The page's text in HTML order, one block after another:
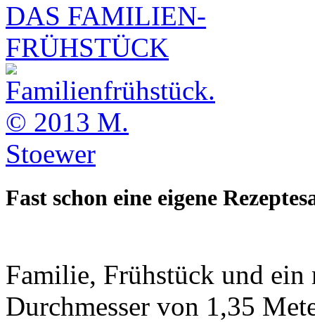
DAS FAMILIEN-
FRÜHSTÜCK
Fast schon eine eigene
Familie, Frühstück und
Durchmesser von 1,35